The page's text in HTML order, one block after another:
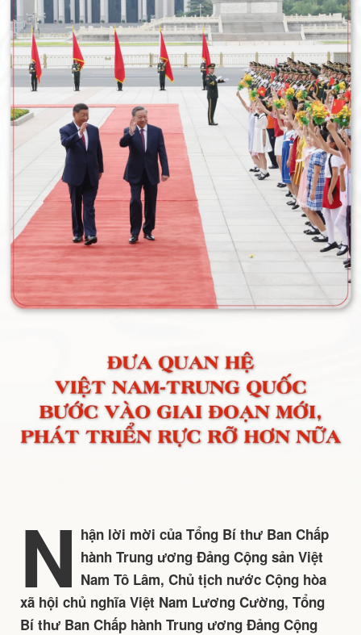
N hận lời mời của Tổng Bí thư Ban Chấp
hành Trung ương Đảng Cộng sản Việt
Nam Tô Lâm, Chủ tịch nước Cộng hòa
xã hội chủ nghĩa Việt Nam Lương Cường, Tổng
Bí thư Ban Chấp hành Trung ương Đảng Cộng